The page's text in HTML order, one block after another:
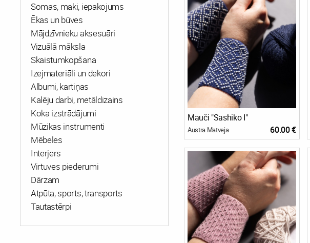
Somas, maki, iepakojums
Ēkas un būves
Mājdzīvnieku aksesuāri
Vizuālā māksla
Skaistumkopšana
Izejmateriāli un dekori
Albumi, kartiņas
Kalēju darbi, metāldizains
Koka izstrādājumi
Mūzikas instrumenti
Mēbeles
Interjers
Virtuves piederumi
Dārzam
Atpūta, sports, transports
Tautastērpi
Mauči "Sashiko I"
Austra Matveja 60.00 €